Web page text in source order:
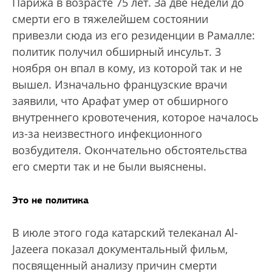
смерти его в тяжелейшем состоянии
привезли сюда из его резиденции в Рамалле:
политик получил обширный инсульт. 3
ноября он впал в кому, из которой так и не
вышел. Изначально французские врачи
заявили, что Арафат умер от обширного
внутреннего кровотечения, которое началось
из-за неизвестного инфекционного
возбудителя. Окончательно обстоятельства
его смерти так и не были выяснены.
Это не политика
В июле этого года катарский телеканал Al-
Jazeera показал документальный фильм,
посвященный анализу причин смерти